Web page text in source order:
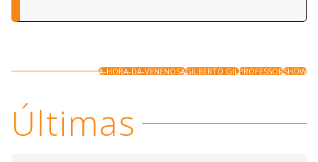
A-HORA-DA-VENENOSAGILBERTO GILPROFESSORSHOW
Últimas